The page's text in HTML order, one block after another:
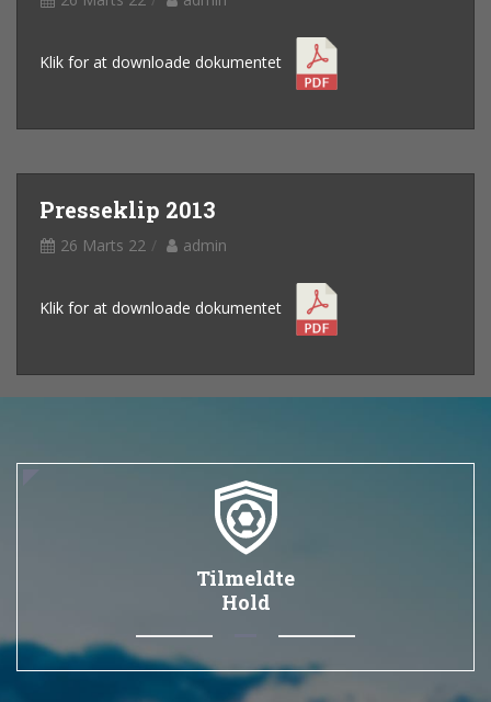
Klik for at downloade dokumentet
Presseklip 2013
26 Marts 22 admin
Klik for at downloade dokumentet
Tilmeldte
Hold